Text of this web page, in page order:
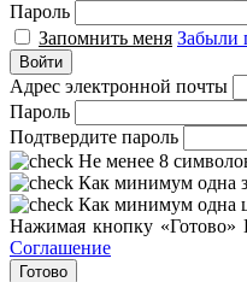
Пароль
Запомнить меня Забыли
Войти
Адрес электронной почты
Пароль
Подтвердите пароль
Не менее 8
Как минимум одна
Как минимум одна
Нажимая кнопку «Готово»
Соглашение
Готово